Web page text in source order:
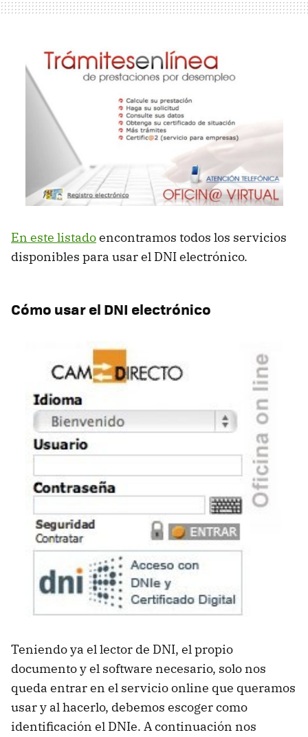
En este listadoencontramos todos los servicios
disponibles para usar el DNIelectrónico.
Cómo usar elDNI electrónico
Teniendo ya el lector de DNI, el propio
documento y el software necesario, solo nos
queda entrar en el servicio online que queramos
usar y al hacerlo, debemos escoger como
identificación el DNIe. A continuación nos